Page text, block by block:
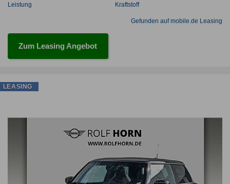
Leistung Kraftstoff
Gefunden auf mobile.de Leasing
Zum Leasing Angebot
LEASING